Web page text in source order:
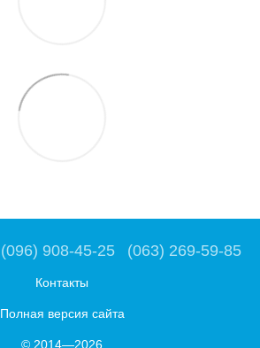
(096) 908-45-25 (063) 269-59-85
Контакты
Полная версия сайта
© 2014—2026